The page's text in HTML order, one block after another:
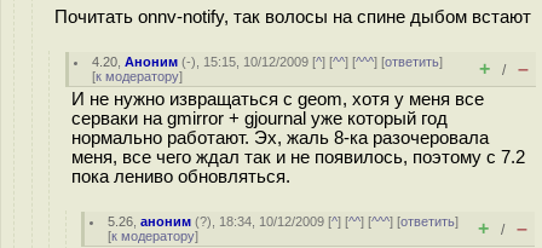
Почитать onnv-notify, так волосы на спине дыбом встают
4.20 ,Аноним (-), 15:15, 10/12/2009 [^] [^^] [^^^] [ответить]
[к модератору] + / –
И не нужно извращаться с geom, хотя у меня все
серваки на gmirror + gjournal уже который год
нормально работают. Эх, жаль 8-ка разочеровала
меня, все чего ждал так и не появилось, поэтому с 7.2
пока лениво обновляться.
5.26 ,аноним (?), 18:34, 10/12/2009 [^] [^^] [^^^] [ответить]
[к модератору] + / –